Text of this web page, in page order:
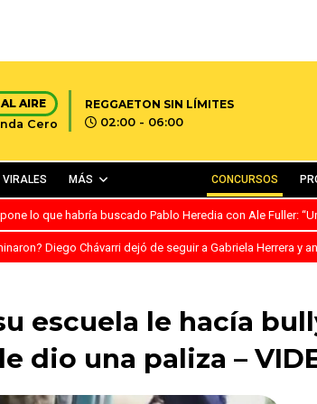
AL AIRE
Cero
REGGAETON SIN LÍMITES
02:00 - 06:00
VIRALES MÁS CONCURSOS
lo que habría buscado Pablo Heredia con Ale Fuller:
Diego Chávarri dejó de seguir a Gabriela Herrera y
escuela le hacía
dio una paliza –